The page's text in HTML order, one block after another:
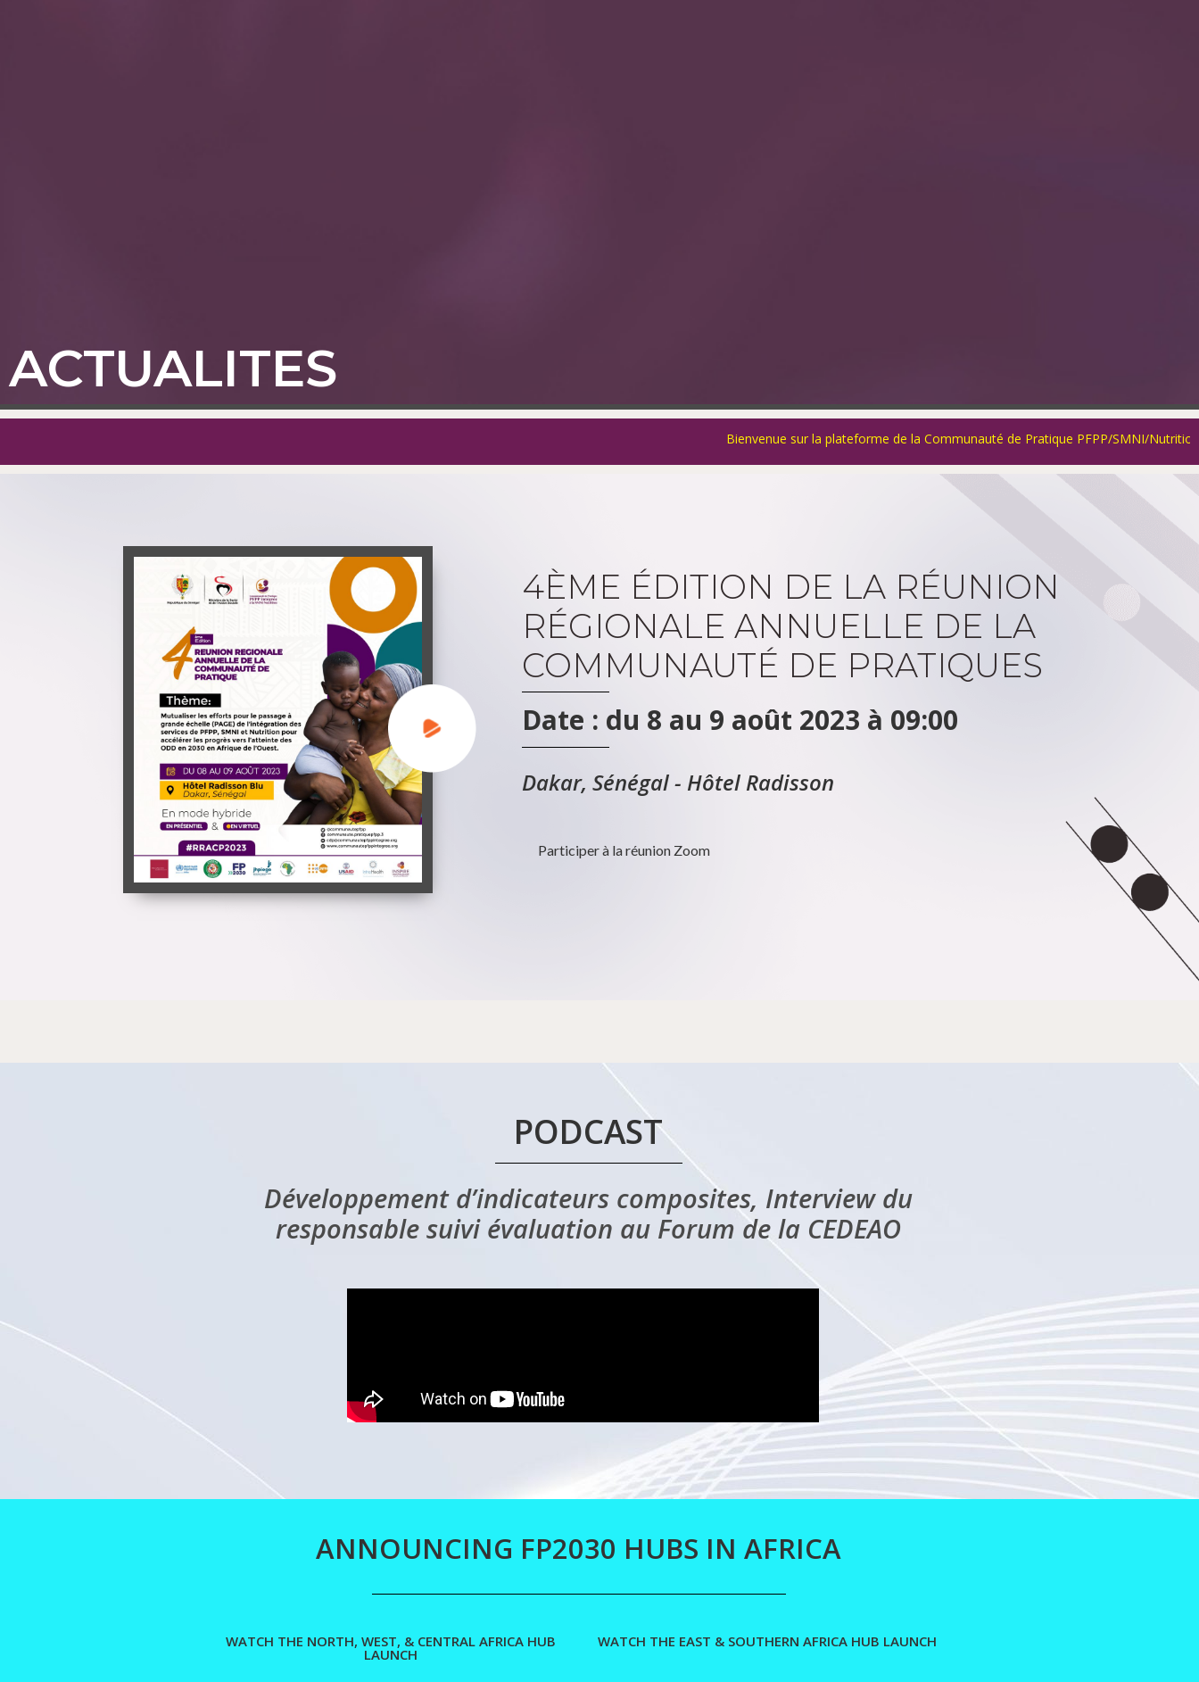
ACTUALITES
Bienvenue sur la plateforme de la Communauté de Pratique PFPP/SMNI/Nutrition
4ÈME ÉDITION DE LA RÉUNION
RÉGIONALE ANNUELLE DE LA
COMMUNAUTÉ DE PRATIQUES
Date : du 8 au 9 août 2023 à 09:00
Dakar, Sénégal - Hôtel Radisson
Participer à la réunion Zoom
PODCAST
Développement d’indicateurs composites, Interview du
responsable suivi évaluation au Forum de la CEDEAO
ANNOUNCING FP2030 HUBS IN AFRICA
WATCH THE NORTH, WEST, & CENTRAL AFRICA HUB
LAUNCH
WATCH THE EAST & SOUTHERN AFRICA HUB LAUNCH